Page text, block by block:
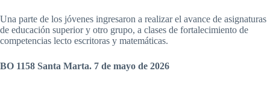
Una parte de los jóvenes ingresaron a realizar el avance de asignaturas
de educación superior y otro grupo, a clases de fortalecimiento de
competencias lecto escritoras y matemáticas.
BO 1158 Santa Marta. 7 de mayo de 2026